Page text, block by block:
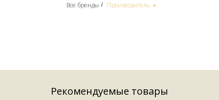
Все бренды / Производитель
Рекомендуемые товары